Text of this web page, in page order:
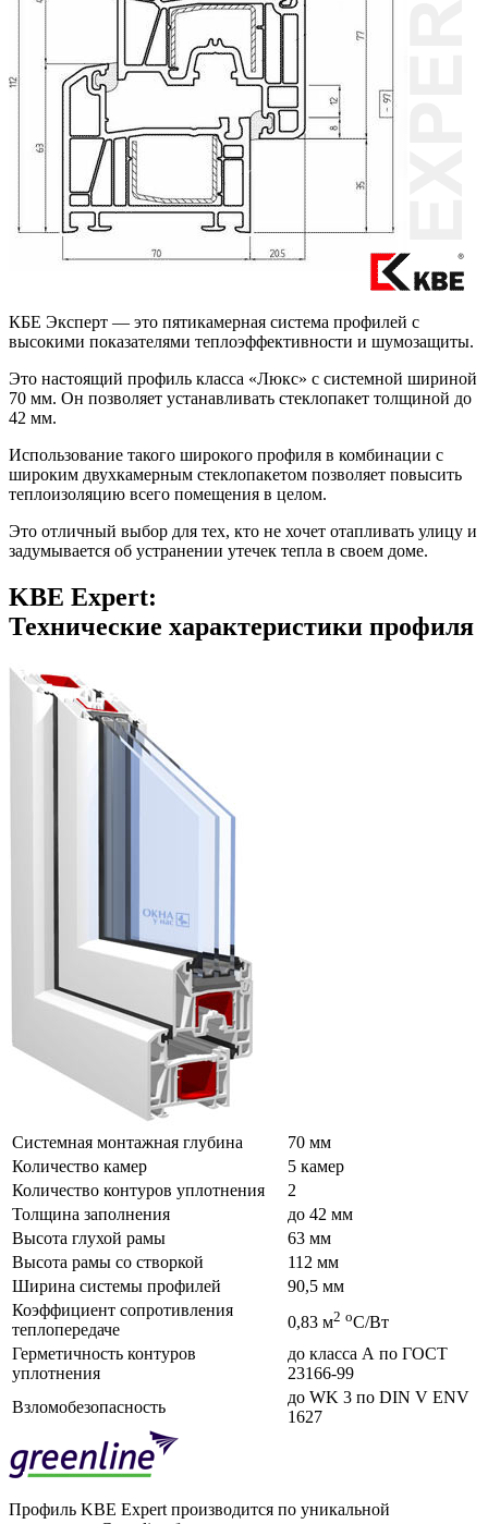
КБЕ Эксперт — это пятикамерная система профилей с
высокими показателями теплоэффективности и шумозащиты.
Это настоящий профиль класса «Люкс» с системной шириной
70 мм. Он позволяет устанавливать стеклопакет толщиной до
42 мм.
Использование такого широкого профиля в комбинации с
широким двухкамерным стеклопакетом позволяет повысить
теплоизоляцию всего помещения в целом.
Это отличный выбор для тех, кто не хочет отапливать улицу и
задумывается об устранении утечек тепла в своем доме.
KBE Expert:
Технические характеристики профиля
Системная монтажная глубина
70 мм
Количество камер
5 камер
Количество контуров уплотнения
2
Толщина заполнения
до 42 мм
Высота глухой рамы
63 мм
Высота рамы со створкой
112 мм
Ширина системы профилей
90,5 мм
Коэффициент сопротивления
теплопередаче
0,83 м2 оС/Вт
Герметичность контуров
уплотнения
до класса А по ГОСТ
23166-99
Взломобезопасность
до WK 3 по DIN V ENV
1627
Профиль KBE Expert производится по уникальной